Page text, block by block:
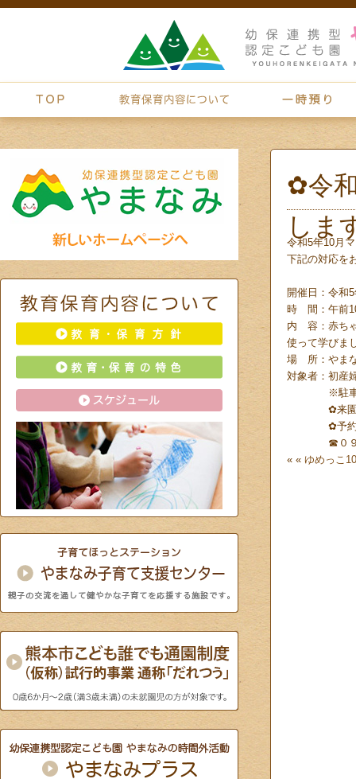
✿令
しま
令和5年10月
下記の対応を
開催日：令和
時 間：午前
内 容：赤ち
使って学びま
場 所：やま
対象者：初産
※駐車場
✿来園前に
✿予約・
☎０９６
« « ゆめっこ